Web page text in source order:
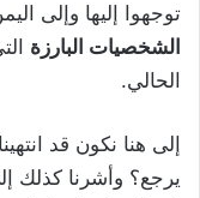
توجهوا إليها وإلى
الشخصيات البارزة
الحالي.
إلى هنا نكون قد
يرجع؟ وأشرنا كذلك